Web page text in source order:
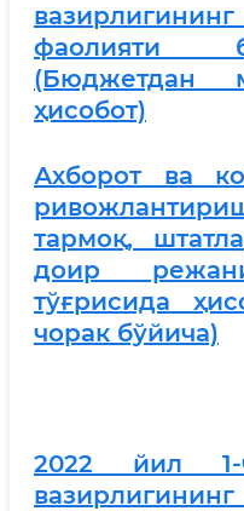
фаолияти
(Бюджетдан
ҳисобот)
Ахборот ва
тармоқ,
доир
тўғрисида
чорак бўйича)
2022 йил